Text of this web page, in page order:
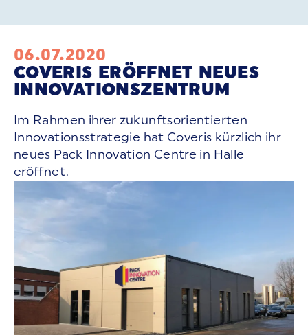
06.07.2020
COVERIS ERÖFFNET NEUES
INNOVATIONSZENTRUM
Im Rahmen ihrer zukunftsorientierten
Innovationsstrategie hat Coveris kürzlich ihr
neues Pack Innovation Centre in Halle
eröffnet.